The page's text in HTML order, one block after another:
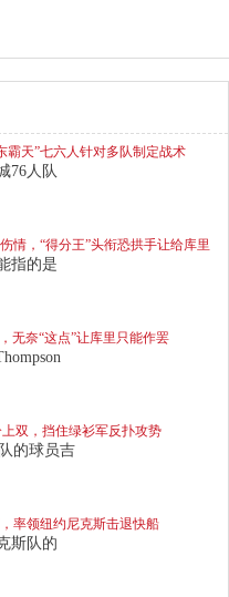
霸天”七六人针对多队制定战术
76人队
情，“得分王”头衔恐拱手让给库里
指的是
无奈“这点”让库里只能作罢
双，挡住绿衫军反扑攻势
的球员吉
率领纽约尼克斯击退快船
斯队的